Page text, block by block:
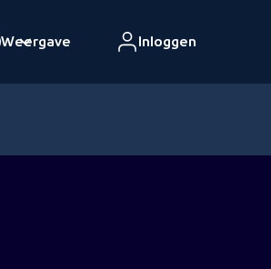
Weergave Inloggen